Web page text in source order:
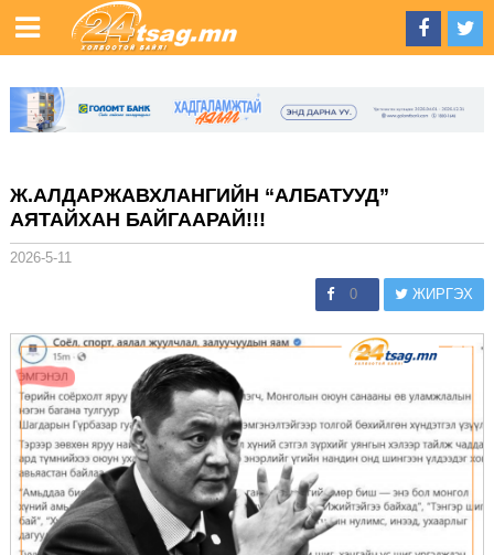
Ж.АЛДАРЖАВХЛАНГИЙН “АЛБАТУУД”
АЯТАЙХАН БАЙГААРАЙ!!!
2026-5-11
0 ЖИРГЭХ